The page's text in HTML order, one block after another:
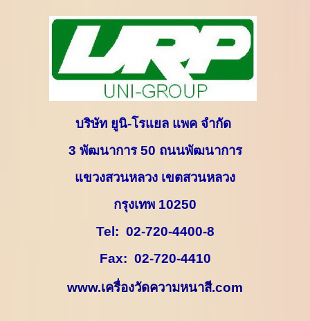
บริษัท ยูนิ-โรแยล แพค จำกัด
3 พัฒนาการ50 ถนนพัฒนาการ
แขวงสวนหลวง เขตสวนหลวง
กรุงเทพ 10250
Tel: 02-720-4400-8
Fax: 02-720-4410
www.เครื่องวัดความหนาสี.com